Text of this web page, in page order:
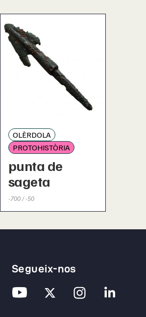
OLÈRDOLA
PROTOHISTÒRIA
punta de
sageta
-700 / -50
Segueix-nos